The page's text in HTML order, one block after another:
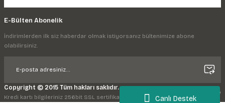
Canlı Destek
E-Bülten Abonelik
İndirimlerden ilk siz haberdar olmak istiyorsanız bültenimize abone
olabilirsiniz.
Copyright © 2015 Tüm hakları saklıdır.
Kredi kartı bilgileriniz 256bit SSL sertifikası ile korunmaktadır.